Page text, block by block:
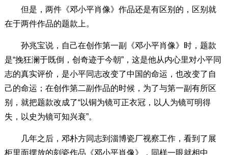
但是，两件《邓小平肖像》作品还是有区别的，区别就
在于两件作品的题款上。
孙兆宝说，自己在创作第一副《邓小平肖像》时，题款
是“挽狂澜于既倒，创奇迹于今朝”，这是他从内心里对小平同
志的真实评价，是小平同志改变了中国的命运，也改变了自
己的命运；在创作第二副作品的时候，为了与第一副有所区
别，就把题款改成了“以铜为镜可正衣冠，以人为镜可明得
失，以史为镜可知兴衰”。
几年之后，邓朴方同志到淄博瓷厂视察工作，看到了展
柜里面摆放的刻瓷作品《邓小平肖像》，同样一眼就相中